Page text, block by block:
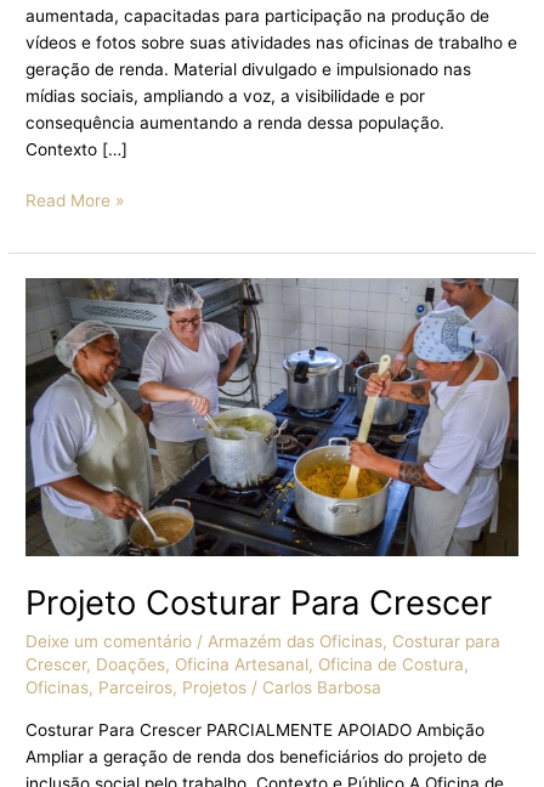
aumentada, capacitadas para participação na produção de
vídeos e fotos sobre suas atividades nas oficinas de trabalho e
geração de renda. Material divulgado e impulsionado nas
mídias sociais, ampliando a voz, a visibilidade e por
consequência aumentando a renda dessa população.
Contexto […]
Read More »
Projeto Costurar Para Crescer
Deixe um comentário / Armazém das Oficinas, Costurar para
Crescer, Doações, Oficina Artesanal, Oficina de Costura,
Oficinas, Parceiros, Projetos / Carlos Barbosa
Costurar Para Crescer PARCIALMENTE APOIADO Ambição
Ampliar a geração de renda dos beneficiários do projeto de
inclusão social pelo trabalho. Contexto e Público A Oficina de
Projeto
Costurar
Para
Crescer